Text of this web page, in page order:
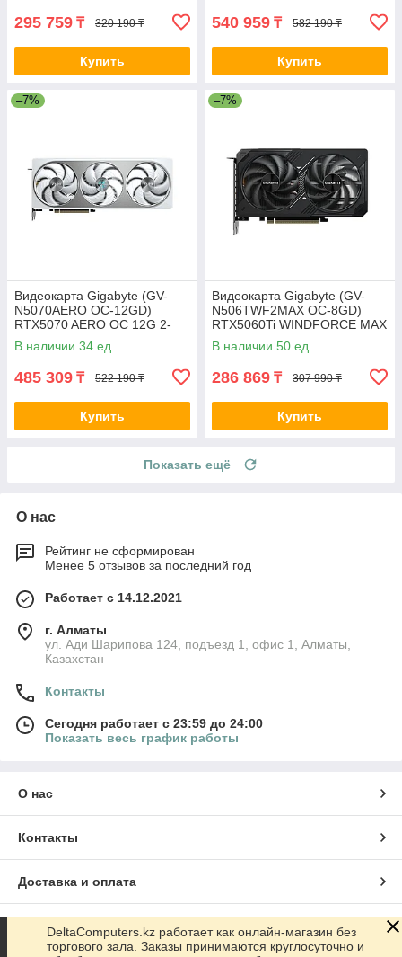
295 759 ₸ 320 190 ₸
Купить
540 959 ₸ 582 190 ₸
Купить
–7%
Видеокарта Gigabyte (GV-
N5070AERO OC-12GD)
RTX5070 AERO OC 12G 2-
028885-TOP
В наличии 34 ед.
485 309 ₸ 522 190 ₸
Купить
–7%
Видеокарта Gigabyte (GV-
N506TWF2MAX OC-8GD)
RTX5060Ti WINDFORCE MAX
OC 8G 2-036003-TOP
В наличии 50 ед.
286 869 ₸ 307 990 ₸
Купить
Показать ещё
О нас
Рейтинг не сформирован
Менее 5 отзывов за последний год
Работает с 14.12.2021
г. Алматы
ул. Ади Шарипова 124, подъезд 1, офис 1, Алматы,
Казахстан
Контакты
Сегодня работает с 23:59 до 24:00
Показать весь график работы
О нас
Контакты
Доставка и оплата
График работы
DeltaComputers.kz работает как онлайн-магазин без
торгового зала. Заказы принимаются круглосуточно и